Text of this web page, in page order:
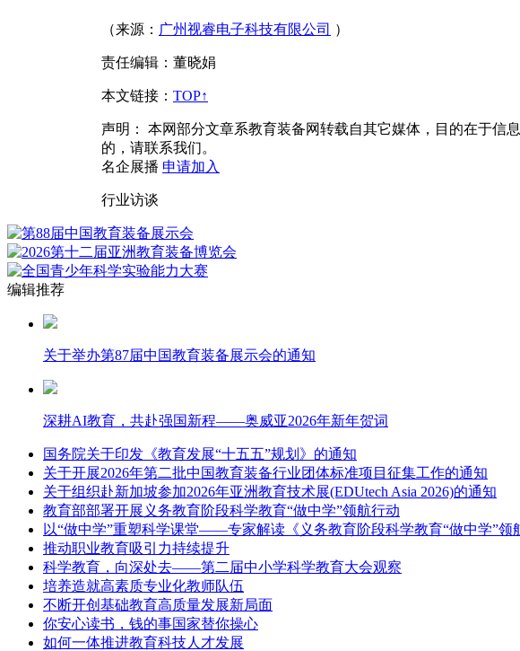
（来源： 广州视睿电子科技有限公司 ）
责任编辑：董晓娟
本文链接 ： TOP↑
声明： 本网部分文章系教育装备网转载自其它媒体，目的在于信
的，请联系我们。
名企展播 申请加入
行业访谈
编辑推荐
关于举办第87届中国教育装备展示会的通知
深耕AI教育，共赴强国新程——奥威亚2026年新年贺词
国务院关于印发《教育发展“十五五”规划》的通知
关于开展2026年第二批中国教育装备行业团体标准项目征集工作的通知
关于组织赴新加坡参加2026年亚洲教育技术展(EDUtech Asia 2026)的通知
教育部部署开展义务教育阶段科学教育“做中学”领航行动
以“做中学”重塑科学课堂——专家解读《义务教育阶段科学教育“做中学”领
推动职业教育吸引力持续提升
科学教育，向深处去——第二届中小学科学教育大会观察
培养造就高素质专业化教师队伍
不断开创基础教育高质量发展新局面
你安心读书，钱的事国家替你操心
如何一体推进教育科技人才发展